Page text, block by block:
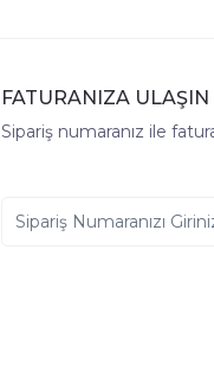
FATURANIZA ULAŞIN
Sipariş numaranız ile